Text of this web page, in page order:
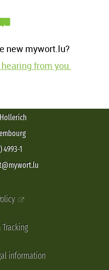
new mywort.lu?
from you.
4993-1
information